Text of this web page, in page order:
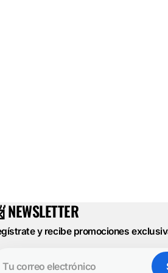
NEWSLETTER
y recibe promociones